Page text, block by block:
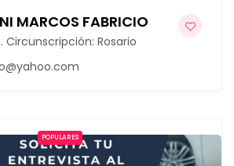
MARCOS FABRICIO
Circunscripción: Rosario
POPULARES